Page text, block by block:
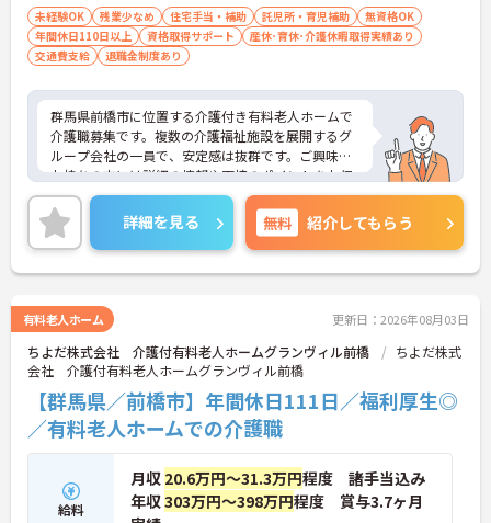
未経験OK 残業少なめ 住宅手当・補助 託児所・育児補助
無資格OK
年間休日110日以上
資格取得サポート
産休･育休･介護休暇取得実績あり
交通費支給
退職金制度あり
群馬県前橋市に位置する介護付き有料老人ホームで
介護職募集です。複数の介護福祉施設を展開するグ
ループ会社の一員で、安定感は抜群です。ご興味を
お持ちの方には詳細の情報や面接のポイントをお伝
えしますのでお気軽にお問い合わせくださいませ。
詳細を見る 無料 紹介してもらう
有料老人ホーム 更新日：2026年08月03日
ちよだ株式会社 介護付有料老人ホームグランヴィル前橋
ちよだ株式
会社 介護付有料老人ホームグランヴィル前橋
【群馬県／前橋市】年間休日111日／福利厚生◎
／有料老人ホームでの介護職
給料
月収 20.6万円～31.3万円程度 諸手当込み
年収303万円～398万円程度 賞与3.7ヶ月